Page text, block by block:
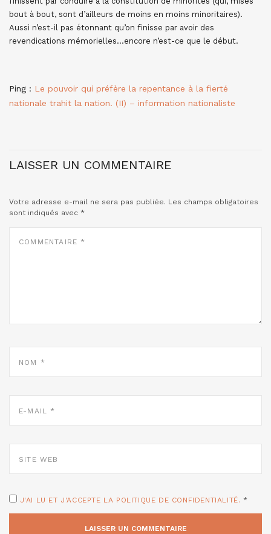
bout à bout, sont d’ailleurs de moins en moins minoritaires).
Aussi n’est-il pas étonnant qu’on finisse par avoir des
revendications mémorielles…encore n’est-ce que le début.
Ping : Le pouvoir qui préfère la repentance à la fierté
nationale trahit la nation. (II) – information nationaliste
LAISSER UN COMMENTAIRE
Votre adresse e-mail ne sera pas publiée. Les champs obligatoires
sont indiqués avec *
MAIL
WEB
J'AI LU ET J'ACCEPTE LA POLITIQUE DE CONFIDENTIALITÉ. *